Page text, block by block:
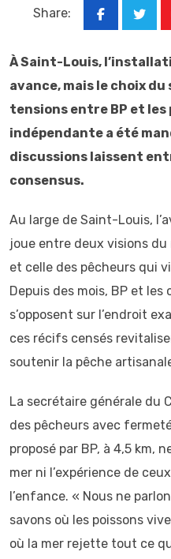
Share:
À Saint-Louis,
avance, mais le choix
tensions entre BP et
indépendante a été
discussions laissent
consensus.
Au large de Saint-Louis,
joue entre deux visions
et celle des pêcheurs qui
Depuis des mois, BP et
s’opposent sur l’endroit
ces récifs censés
soutenir la pêche
La secrétaire générale du
des pêcheurs avec
proposé par BP, à 4,5 km,
mer ni l’expérience de
l’enfance. « Nous ne
savons où les poissons
où la mer rejette tout ce